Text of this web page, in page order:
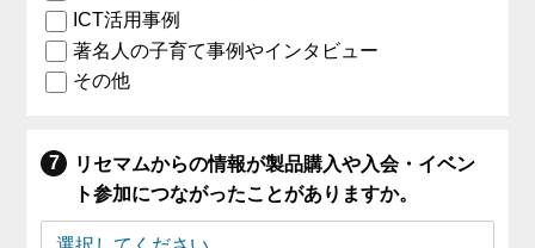
ICT活用事例
著名人の子育て事例やインタビュー
その他
リセマムからの情報が製品購入や入会・イベン
ト参加につながったことがありますか。